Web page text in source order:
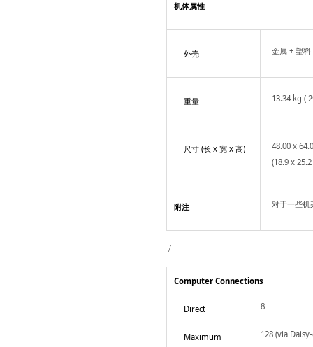
机体属性
外壳 金属 + 塑料
重量 13.34 kg (
尺寸 (长 x 宽 x 高)
48.00 x
(18.9 x
附注 对于一些机
/
Computer Connections
Direct 8
Maximum 128 (via